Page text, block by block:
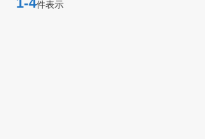
件表示